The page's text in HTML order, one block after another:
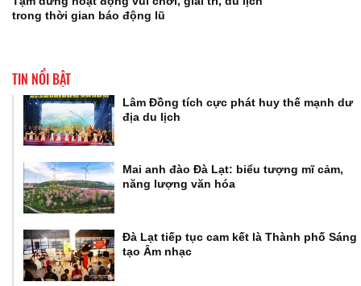
trong thời gian báo động lũ
TIN NỔI BẬT
Lâm Đồng tích cực phát huy thế mạnh dư
địa du lịch
Mai anh đào Đà Lạt: biểu tượng mĩ cảm,
năng lượng văn hóa
Đà Lạt tiếp tục cam kết là Thành phố Sáng
tạo Âm nhạc